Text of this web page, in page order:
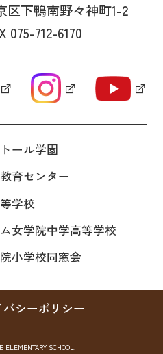
区下鴨南野々神町1-2
075-712-6170
ール学園
育センター
学校
女学院中学高等学校
小学校同窓会
バシーポリシー
ELEMENTARY SCHOOL.